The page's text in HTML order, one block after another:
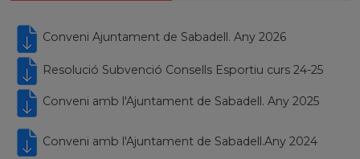
Conveni Ajuntament de Sabadell. Any 2026
Resolució Subvenció Consells Esportiu curs 24-25
Conveni amb l'Ajuntament de Sabadell. Any 2025
Conveni amb l'Ajuntament de Sabadell.Any 2024